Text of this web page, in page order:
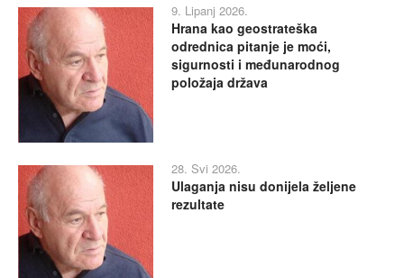
9. Lipanj 2026.
Hrana kao geostrateška
odrednica pitanje je moći,
sigurnosti i međunarodnog
položaja država
28. Svi 2026.
Ulaganja nisu donijela željene
rezultate